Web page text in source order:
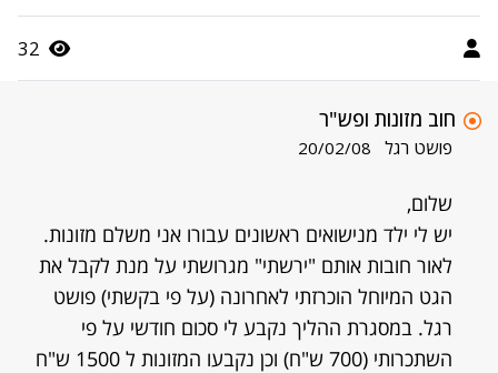
32
חוב מזונות ופש"ר
פושט רגל 20/02/08
שלום,
יש לי ילד מנישואים ראשונים עבורו אני משלם מזונות.
לאור חובות אותם "ירשתי" מגרושתי על מנת לקבל את
הגט המיוחל הוכרזתי לאחרונה (על פי בקשתי) פושט
רגל. במסגרת ההליך נקבע לי סכום חודשי על פי
השתכרותי (700 ש"ח) וכן נקבעו המזונות ל 1500 ש"ח